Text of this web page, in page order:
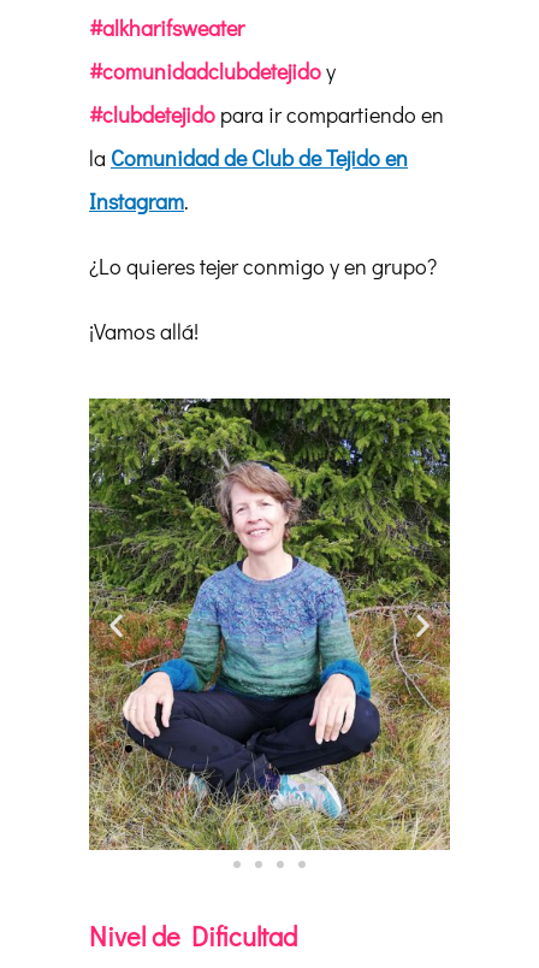
#alkharifsweater
#comunidadclubdetejidoy
#clubdetejido para ir compartiendo en
la Comunidad de Club de Tejido en
Instagram.
¿Lo quieres tejer conmigo y en grupo?
¡Vamos allá!
Nivel de Dificultad